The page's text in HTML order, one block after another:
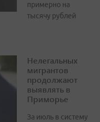
примерно на
тысячу рублей
Нелегальных
мигрантов
продолжают
выявлять в
Приморье
За июль в систему